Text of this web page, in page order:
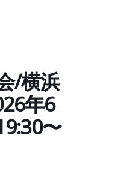
/横浜
年6
〜